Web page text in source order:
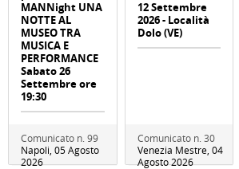
MANNight UNA
NOTTE AL
MUSEO TRA
MUSICA E
PERFORMANCE
Sabato 26
Settembre ore
19:30
Comunicato n. 99
Napoli, 05 Agosto
2026
12 Settembre
2026 - Località
Dolo (VE)
Comunicato n. 30
Venezia Mestre, 04
Agosto 2026